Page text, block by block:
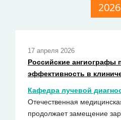
2026
17 апреля 2026
Российские ангиографы
эффективность в
Кафедра лучевой
Отечественная
продолжает замещение